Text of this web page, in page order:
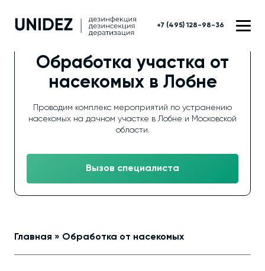
+7 (495) 128-98-36
Обработка участка от
насекомых в Лобне
Проводим комплекс мероприятий по устранению
насекомых на дачном участке в Лобне и Московской
области.
Вызов специалиста
Главная » Обработка от насекомых